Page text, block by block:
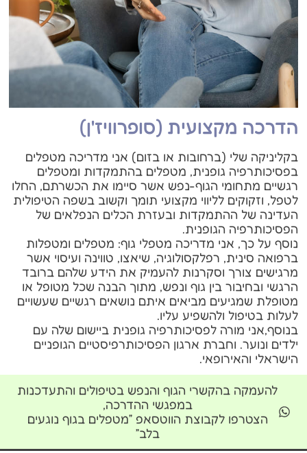
הדרכה מקצועית (סופרוויז'ן)
בקליניקה שלי (ברחובות או בזום) אני מדריכה מטפלים
בפסיכותרפיה גופנית, מטפלים בהתמקדות ומטפלים
רגשיים מתחומי הגוף-נפש אשר סיימו את הכשרתם, החלו
לטפל, וזקוקים לליווי מקצועי תומך וקשוב בשפה הטיפולית
העדינה של ההתמקדות ובעזרת הכלים הנפלאים של
הפסיכותרפיה הגופנית.
נוסף על כך, אני מדריכה מטפלי גוף: מטפלים ומטפלות
ברפואה סינית, רפלקסולוגיה, שיאצו, טווינה ועיסוי אשר
מרגישים צורך וסקרנות להעמיק את הידע שלהם ברובד
הרגשי ובחיבור בין גוף ונפש, מתוך הבנה שכל מטופל או
מטופלת שמגיעים מביאים איתם נושאים רגשיים שעשויים
לעלות בטיפול ולהשפיע עליו.
בנוסף,אני מורה לפסיכותרפיה גופנית ביישום שלה עם
ילדים ונוער. וחברת ארגון הפסיכותרפיסטיים הגופניים
הישראלי והאירופאי.
להעמקה בהקשרי הגוף והנפש בטיפולים והתעדכנות
במפגשי ההדרכה,
הצטרפו לקבוצת הווטסאפ ״מטפלים בגוף נוגעים
בלב״